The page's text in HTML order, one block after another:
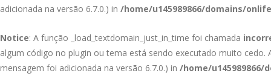
adicionada na versão 6.7.0.) in /home/u145989866/domains/
Notice: A função _load_textdomain_just_in_time foi chamada
algum código no plugin ou tema está sendo executado muito cedo.
mensagem foi adicionada na versão 6.7.0.) in /home/